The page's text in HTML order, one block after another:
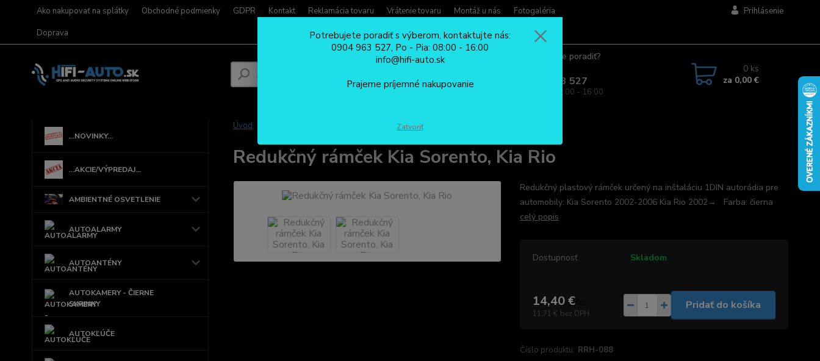
Ako nakupovať na splátky Obchodné podmienky GDPR Kontakt Reklamácia tovaru Vrátenie tovaru Montáž u nás
Fotogaléria
Doprava
Prihlásenie
Potrebujete poradiť?
0904 963 527
Po - Pia: 08:00 - 16:00
0 ks
za 0,00 €
...NOVINKY...
...AKCIE/VÝPREDAJ...
AMBIENTNÉ OSVETLENIE
AUTOALARMY
AUTOANTÉNY
AUTOKAMERY - ČIERNE
SKRINKY
AUTOKĽÚČE
Úvod Redukčný rámček Kia Sorento, Kia Rio
Redukčný rámček Kia Sorento, Kia Rio
Redukčný plastový rámček určený na inštaláciu 1DIN autorádia pre
automobily: Kia Sorento 2002-2006 Kia Rio 2002→ Farba: čierna
celý popis
Dostupnosť Skladom
14,40 €/
11,71 € bez DPH
Pridať do košíka
Číslo produktu: RRH-088
Potrebujete poradiť s výberom, kontaktujte nás:
0904 963 527, Po - Pia: 08:00 - 16:00
info@hifi-auto.sk
Prajeme príjemné nakupovanie
Zatvoriť